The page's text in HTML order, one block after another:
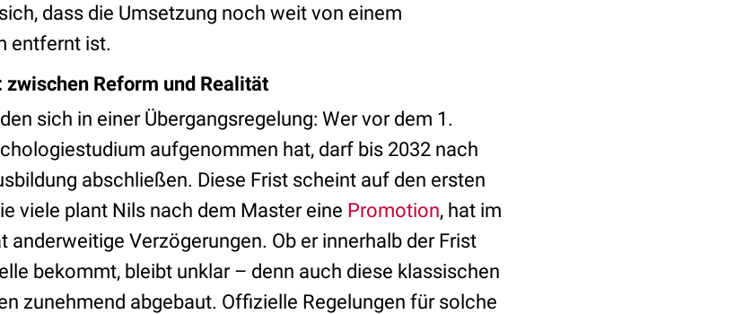
dass die Umsetzung noch weit von einem
entfernt ist.
Reform und Realität
sich in einer Übergangsregelung: Wer vor dem 1.
aufgenommen hat, darf bis 2032 nach
abschließen. Diese Frist scheint auf den ersten
viele plant Nils nach dem Master eine Promotion, hat im
anderweitige Verzögerungen. Ob er innerhalb der Frist
bekommt, bleibt unklar – denn auch diese klassischen
zunehmend abgebaut. Offizielle Regelungen für solche